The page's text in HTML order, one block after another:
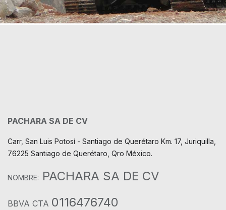
PACHARA SA DE CV
Carr, San Luis Potosí - Santiago de Querétaro Km. 17, Juriquilla,
76225 Santiago de Querétaro, Qro México.
NOMBRE: PACHARA SA DE CV
BBVA CTA 0116476740